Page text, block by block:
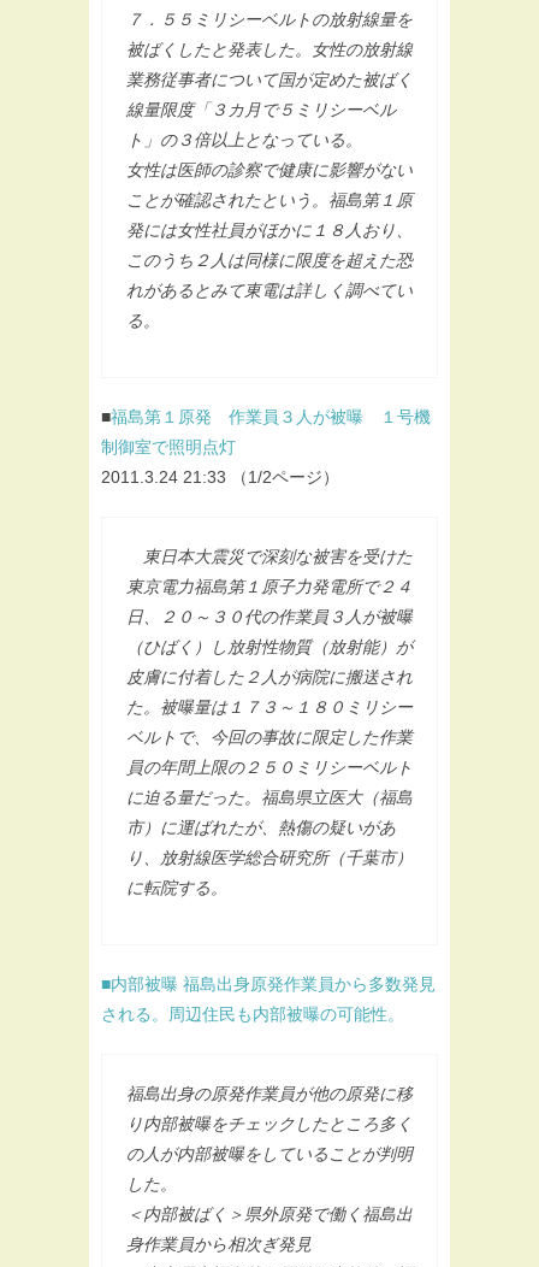
７．５５ミリシーベルトの放射線量を
被ばくしたと発表した。女性の放射線
業務従事者について国が定めた被ばく
線量限度「３カ月で５ミリシーベル
ト」の３倍以上となっている。
女性は医師の診察で健康に影響がない
ことが確認されたという。福島第１原
発には女性社員がほかに１８人おり、
このうち２人は同様に限度を超えた恐
れがあるとみて東電は詳しく調べてい
る。
■福島第１原発 作業員３人が被曝 １号機
制御室で照明点灯
2011.3.24 21:33 （1/2ページ）
東日本大震災で深刻な被害を受けた
東京電力福島第１原子力発電所で２４
日、２０～３０代の作業員３人が被曝
（ひばく）し放射性物質（放射能）が
皮膚に付着した２人が病院に搬送され
た。被曝量は１７３～１８０ミリシー
ベルトで、今回の事故に限定した作業
員の年間上限の２５０ミリシーベルト
に迫る量だった。福島県立医大（福島
市）に運ばれたが、熱傷の疑いがあ
り、放射線医学総合研究所（千葉市）
に転院する。
■内部被曝 福島出身原発作業員から多数発見
される。周辺住民も内部被曝の可能性。
福島出身の原発作業員が他の原発に移
り内部被曝をチェックしたところ多く
の人が内部被曝をしていることが判明
した。
＜内部被ばく＞県外原発で働く福島出
身作業員から相次ぎ発見